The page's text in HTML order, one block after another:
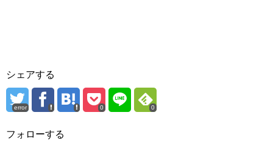
シェアする
error 0 0
フォローする